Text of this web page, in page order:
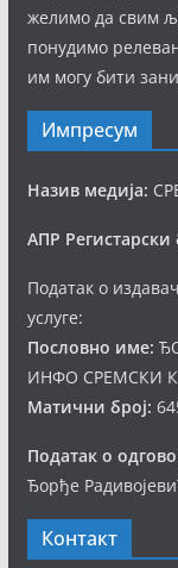
желимо да свим
понудимо
им могу бити
Импресум
Назив медија:
АПР Регистарски
Податак о
услуге:
Пословно име:
ИНФО СРЕМСКИ
Матични број:
Податак о
Ђорђе
Контакт